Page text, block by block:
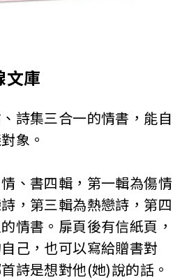
庫
詩集三合一的情書，能自
象。
、書四輯，第一輯為傷情
，第三輯為熱戀詩，第四
情書。扉頁後有信紙頁，
己，也可以寫給贈書對
詩是想對他(她)說的話。